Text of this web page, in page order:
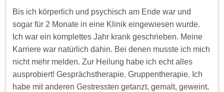
Bis ich körperlich und psychisch am Ende war und
sogar für 2 Monate in eine Klinik eingewiesen wurde.
Ich war ein komplettes Jahr krank geschrieben. Meine
Karriere war natürlich dahin. Bei denen musste ich mich
nicht mehr melden. Zur Heilung habe ich echt alles
ausprobiert! Gesprächstherapie. Gruppentherapie. Ich
habe mit anderen Gestressten getanzt, gemalt, geweint,